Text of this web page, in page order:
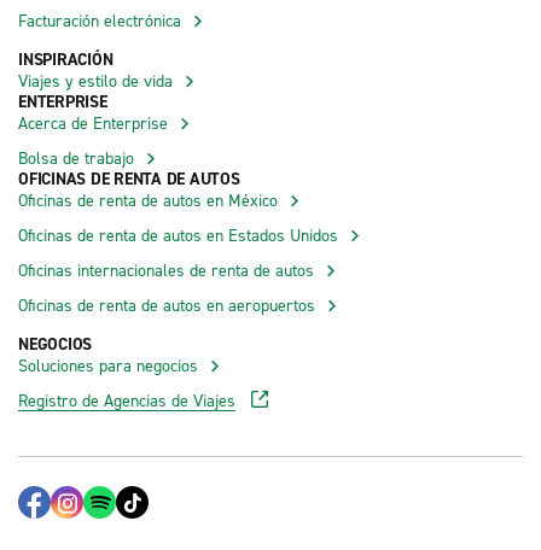
Facturación electrónica
INSPIRACIÓN
Viajes y estilo de vida
ENTERPRISE
Acerca de Enterprise
Bolsa de trabajo
OFICINAS DE RENTA DE AUTOS
Oficinas de renta de autos en México
Oficinas de renta de autos en Estados Unidos
Oficinas internacionales de renta de autos
Oficinas de renta de autos en aeropuertos
NEGOCIOS
Soluciones para negocios
Registro de Agencias de Viajes